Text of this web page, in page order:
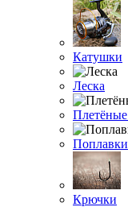
Катушки
Леска
Поплавки
Крючки